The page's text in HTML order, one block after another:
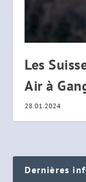
Les
Air à
28.01.2024
Dernières